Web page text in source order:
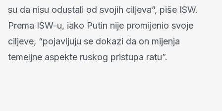
su da nisu odustali od svojih ciljeva”, piše ISW.
Prema ISW-u, iako Putin nije promijenio svoje
ciljeve, “pojavljuju se dokazi da on mijenja
temeljne aspekte ruskog pristupa ratu”.